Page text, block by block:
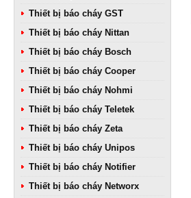
Thiết bị báo cháy GST
Thiết bị báo cháy Nittan
Thiết bị báo cháy Bosch
Thiết bị báo cháy Cooper
Thiết bị báo cháy Nohmi
Thiết bị báo cháy Teletek
Thiết bị báo cháy Zeta
Thiết bị báo cháy Unipos
Thiết bị báo cháy Notifier
Thiết bị báo cháy Networx